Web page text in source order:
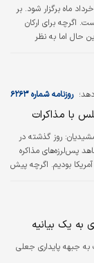
انتخابات هیات رئیسه مجلس قرار است ۶ خرداد ماه برگزار شود. بر
اگرچه برای ارکان
حال اما به نظر
مجلس عنوان می‌کند،
روزنامه شماره ۶۲۶۳
با مذاکرات
روز گذشته در
پس‌لرزه‌های مذاکره
بودیم. اگرچه پیش
بود. حتی در
که برخی از اعضای
گرفتن بیانیه‌ای در
به یک بیانیه
جبهه پایداری جعلی